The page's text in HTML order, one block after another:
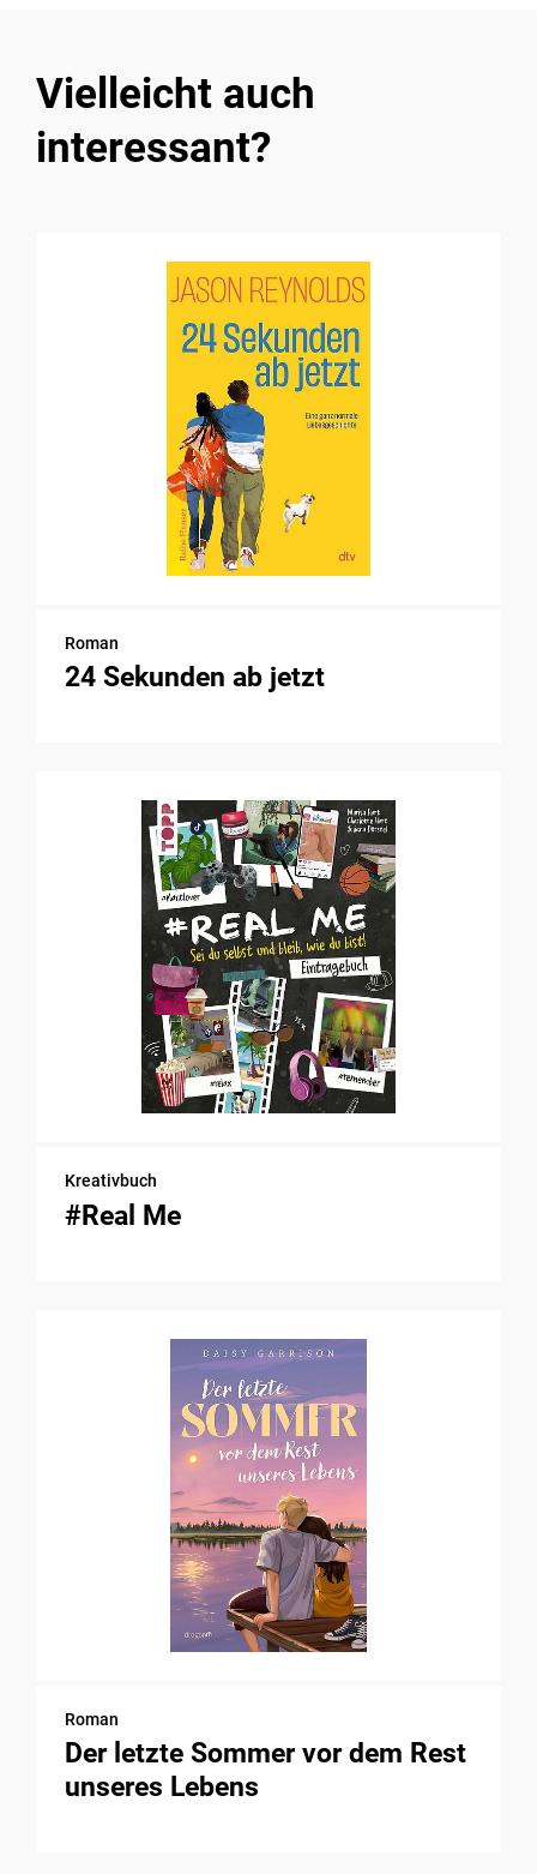
Vielleicht auch
interessant?
Roman
24 Sekunden ab jetzt
Kreativbuch
#Real Me
Roman
Der letzte Sommer vor dem Rest
unseres Lebens